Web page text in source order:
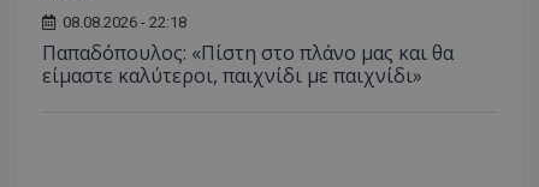
08.08.2026 - 22:18
Παπαδόπουλος: «Πίστη στο πλάνο μας και θα
είμαστε καλύτεροι, παιχνίδι με παιχνίδι»